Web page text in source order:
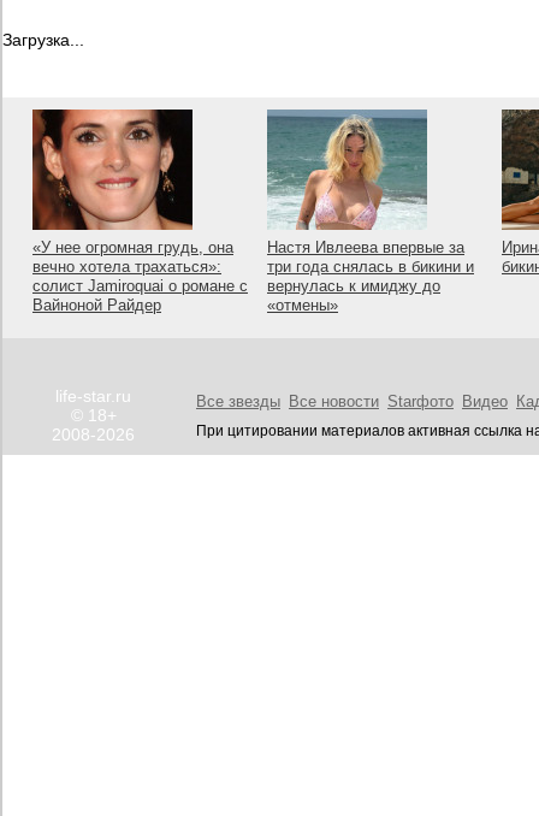
Загрузка...
«У нее огромная грудь, она
вечно хотела трахаться»:
солист Jamiroquai о романе с
Вайноной Райдер
Настя Ивлеева впервые за
три года снялась в бикини и
вернулась к имиджу до
«отмены»
life-star.ru
© 18+
2008-2026
Все звезды Все новости Starфото Видео
При цитировании материалов активная ссылка